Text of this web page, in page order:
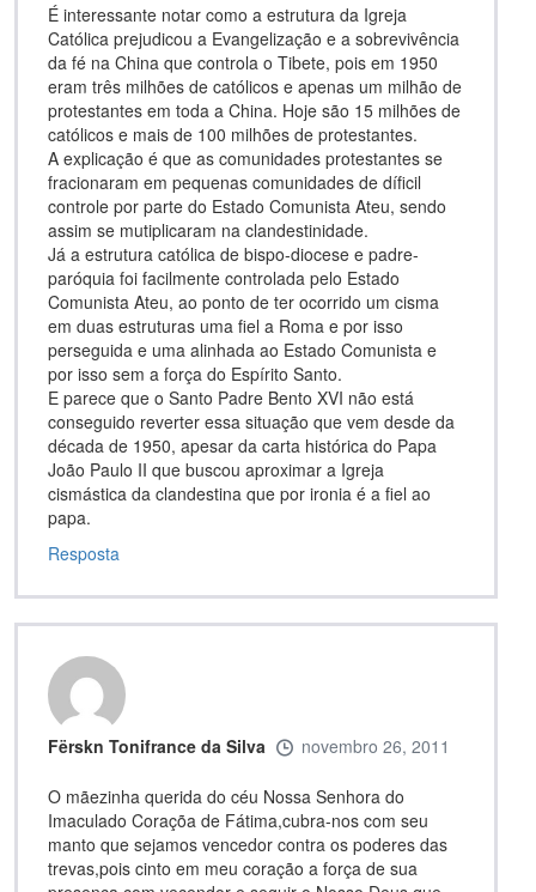
É interessante notar como a estrutura da Igreja
Católica prejudicou a Evangelização e a sobrevivência
da fé na China que controla o Tibete, pois em 1950
eram três milhões de católicos e apenas um milhão de
protestantes em toda a China. Hoje são 15 milhões de
católicos e mais de 100 milhões de protestantes.
A explicação é que as comunidades protestantes se
fracionaram em pequenas comunidades de díficil
controle por parte do Estado Comunista Ateu, sendo
assim se mutiplicaram na clandestinidade.
Já a estrutura católica de bispo-diocese e padre-
paróquia foi facilmente controlada pelo Estado
Comunista Ateu, ao ponto de ter ocorrido um cisma
em duas estruturas uma fiel a Roma e por isso
perseguida e uma alinhada ao Estado Comunista e
por isso sem a força do Espírito Santo.
E parece que o Santo Padre Bento XVI não está
conseguido reverter essa situação que vem desde da
década de 1950, apesar da carta histórica do Papa
João Paulo II que buscou aproximar a Igreja
cismástica da clandestina que por ironia é a fiel ao
papa.
Resposta
Fërskn Tonifrance da Silva novembro 26, 2011
O mãezinha querida do céu Nossa Senhora do
Imaculado Coraçõa de Fátima,cubra-nos com seu
manto que sejamos vencedor contra os poderes das
trevas,pois cinto em meu coração a força de sua